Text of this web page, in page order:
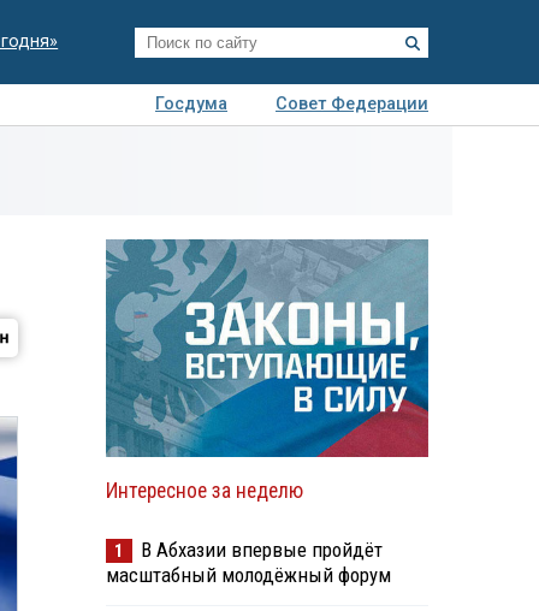
Госдума
Совет Федерации
Интересное за неделю
1
В Абхазии впервые пройдёт
масштабный молодёжный форум